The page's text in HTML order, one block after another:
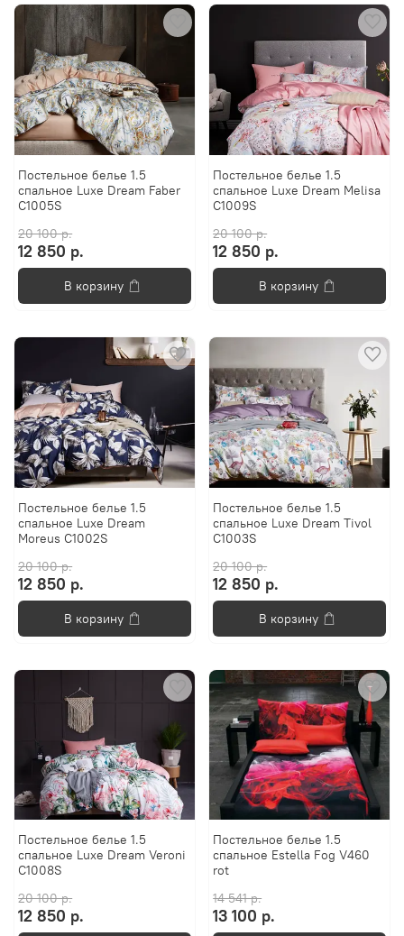
Постельное белье 1.5
спальное Luxe Dream Faber
C1005S
20 100 р.
12 850 р.
В корзину
Постельное белье 1.5
спальное Luxe Dream Melisa
C1009S
20 100 р.
12 850 р.
В корзину
Постельное белье 1.5
спальное Luxe Dream
Moreus C1002S
20 100 р.
12 850 р.
В корзину
Постельное белье 1.5
спальное Luxe Dream Tivol
C1003S
20 100 р.
12 850 р.
В корзину
Постельное белье 1.5
спальное Luxe Dream Veroni
C1008S
20 100 р.
12 850 р.
Постельное белье 1.5
спальное Estella Fog V460
rot
14 541 р.
13 100 р.